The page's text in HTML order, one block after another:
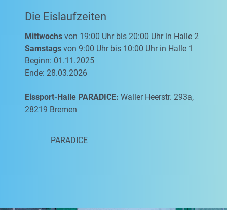
Die Eislaufzeiten
Mittwochs von 19:00 Uhr bis 20:00 Uhr in Halle 2
Samstags von 9:00 Uhr bis 10:00 Uhr in Halle 1
Beginn: 01.11.2025
Ende: 28.03.2026
Eissport-Halle PARADICE: Waller Heerstr. 293a,
28219 Bremen
PARADICE